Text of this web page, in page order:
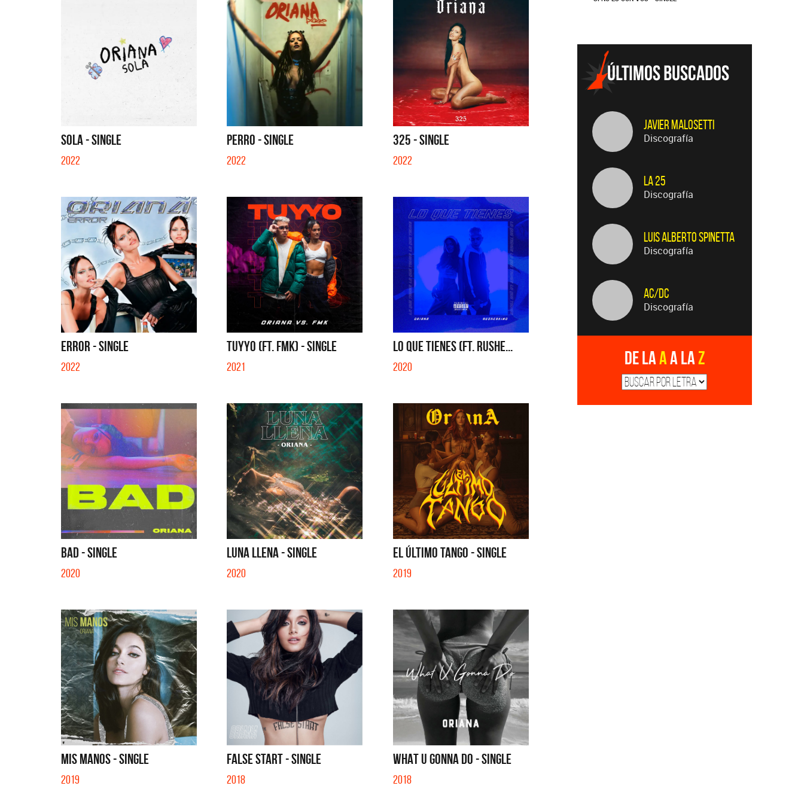
SOLA - SINGLE
2022
PERRO - SINGLE
2022
325 - SINGLE
2022
ERROR - SINGLE
2022
TUYYO (FT. FMK) - SINGLE
2021
LO QUE TIENES (FT. RUSHE...
2020
BAD - SINGLE
2020
LUNA LLENA - SINGLE
2020
EL ÚLTIMO TANGO - SINGLE
2019
MIS MANOS - SINGLE
2019
FALSE START - SINGLE
2018
WHAT U GONNA DO - SINGLE
2018
Javier Malosetti
Discografía
La 25
Discografía
Luis Alberto Spinetta
Discografía
AC/DC
Discografía
De laAa laZ